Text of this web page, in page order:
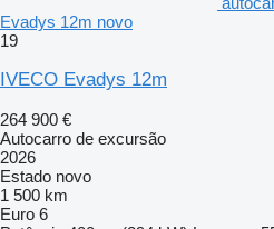
Evadys 12m novo
19
IVECO Evadys 12m
264 900 €
Autocarro de excursão
2026
Estado novo
1 500 km
Euro 6